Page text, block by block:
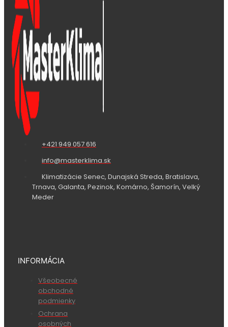
+421 949 057 616
info@masterklima.sk
Klimatizácie Senec, Dunajská Streda, Bratislava,
Trnava, Galanta, Pezinok, Komárno, Šamorín, Velký
Meder
INFORMÁCIA
Všeobecné
obchodné
podmienky
Ochrana
osobných